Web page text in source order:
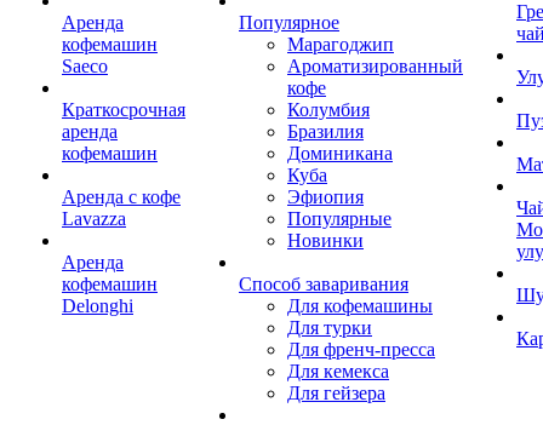
Аренда
кофемашин
Saeco
Краткосрочная
аренда
кофемашин
Аренда с кофе
Lavazza
Аренда
кофемашин
Delonghi
Популярное
Марагоджип
Ароматизированный
кофе
Колумбия
Бразилия
Доминикана
Куба
Эфиопия
Популярные
Новинки
Способ заваривания
Для кофемашины
Для турки
Для френч-пресса
Для кемекса
Для гейзера
Шу